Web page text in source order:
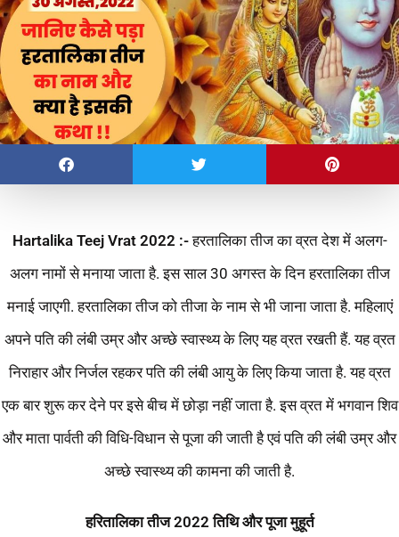
Hartalika Teej Vrat 2022 :-हरतालिका तीज का व्रत देश में अलग-
अलग नामों से मनाया जाता है. इस साल 30 अगस्त के दिन हरतालिका तीज
मनाई जाएगी. हरतालिका तीज को तीजा के नाम से भी जाना जाता है. महिलाएं
अपने पति की लंबी उम्र और अच्छे स्वास्थ्य के लिए यह व्रत रखती हैं. यह व्रत
निराहार और निर्जल रहकर पति की लंबी आयु के लिए किया जाता है. यह व्रत
एक बार शुरू कर देने पर इसे बीच में छोड़ा नहीं जाता है. इस व्रत में भगवान शिव
और माता पार्वती की विधि-विधान से पूजा की जाती है एवं पति की लंबी उम्र और
अच्छे स्वास्थ्य की कामना की जाती है.
हरितालिका तीज2022तिथि और पूजा मुहूर्त